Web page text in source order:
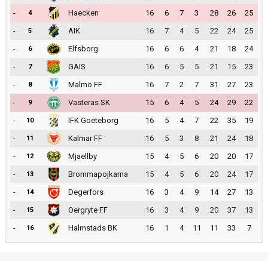
-
4 Haecken 16 6 7 3 28 26
25
-
5 AIK 16 7 4 5 22 24
25
-
6 Elfsborg 16 6 6 4 21 18
24
-
7 GAIS 16 6 5 5 21 15
23
-
8 Malmö FF 16 7 2 7 31 27
23
-
9 Vasteras SK 15 6 4 5 24 29
22
-
10 IFK Goeteborg 16 5 4 7 22 35
19
-
11 Kalmar FF 16 5 3 8 21 24
18
-
12 Mjaellby 15 4 5 6 20 20
17
-
13 Brommapojkarna 15 4 5 6 20 24
17
-
14 Degerfors 16 3 4 9 14 27
13
-
15 Oergryte FF 16 3 4 9 20 37
13
-
16 Halmstads BK 16 1 4 11 11 33 7